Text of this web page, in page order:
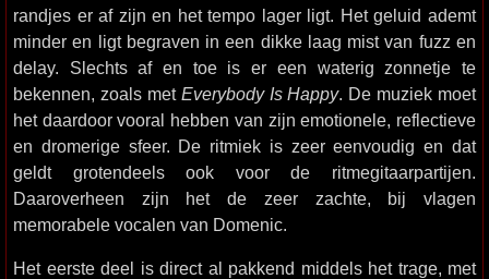
randjes er af zijn en het tempo lager ligt. Het geluid ademt
minder en ligt begraven in een dikke laag mist van fuzz en
delay. Slechts af en toe is er een waterig zonnetje te
bekennen, zoals met Everybody Is Happy. De muziek moet
het daardoor vooral hebben van zijn emotionele, reflectieve
en dromerige sfeer. De ritmiek is zeer eenvoudig en dat
geldt grotendeels ook voor de ritmegitaarpartijen.
Daaroverheen zijn het de zeer zachte, bij vlagen
memorabele vocalen van Domenic.
Het eerste deel is direct al pakkend middels het trage, met